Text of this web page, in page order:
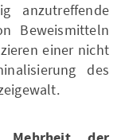
anzutreffende
Beweismitteln
einer nicht
des